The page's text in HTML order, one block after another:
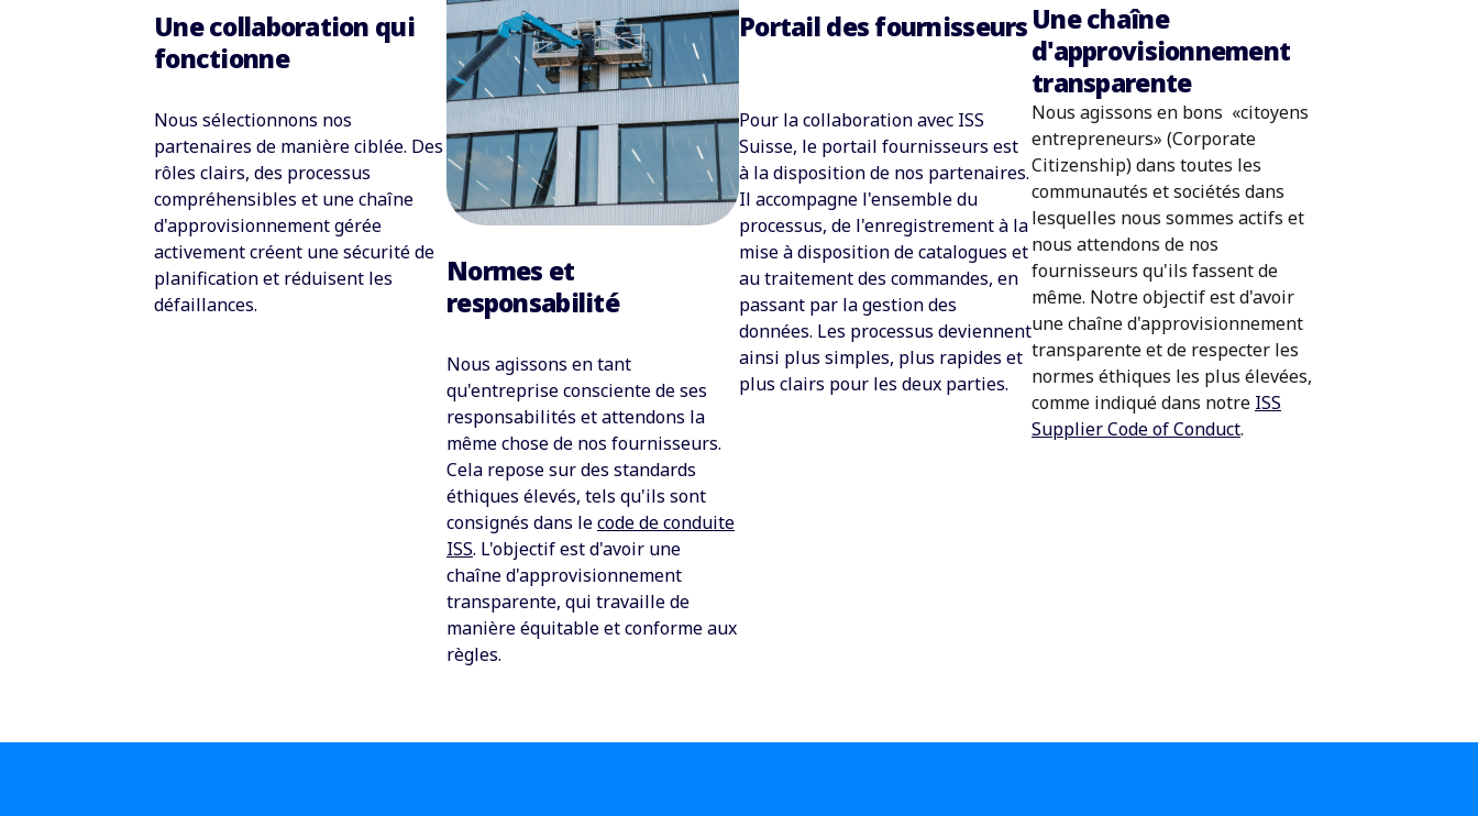
Une collaboration qui
fonctionne
Nous sélectionnons nos
partenaires de manière ciblée. Des
rôles clairs, des processus
compréhensibles et une chaîne
d'approvisionnement gérée
activement créent une sécurité de
planification et réduisent les
défaillances.
Normes et
responsabilité
Nous agissons en tant
qu'entreprise consciente de ses
responsabilités et attendons la
même chose de nos fournisseurs.
Cela repose sur des standards
éthiques élevés, tels qu'ils sont
consignés dans lecode de conduite
ISS. L'objectif est d'avoir une
chaîne d'approvisionnement
transparente, qui travaille de
manière équitable et conforme aux
règles.
Portail des fournisseurs
Pour la collaboration avec ISS
Suisse, le portail fournisseurs est
à la disposition de nos partenaires.
Il accompagne l'ensemble du
processus, de l'enregistrement à la
mise à disposition de catalogues et
au traitement des commandes, en
passant par la gestion des
données. Les processus deviennent
ainsi plus simples, plus rapides et
plus clairs pour les deux parties.
Une chaîne
d'approvisionnement
transparente
Nous agissons en bons «citoyens
entrepreneurs» (Corporate
Citizenship) dans toutes les
communautés et sociétés dans
lesquelles nous sommes actifs et
nous attendons de nos
fournisseurs qu'ils fassent de
même. Notre objectif est d'avoir
une chaîne d'approvisionnement
transparente et de respecter les
normes éthiques les plus élevées,
comme indiqué dans notre ISS
Supplier Code of Conduct.